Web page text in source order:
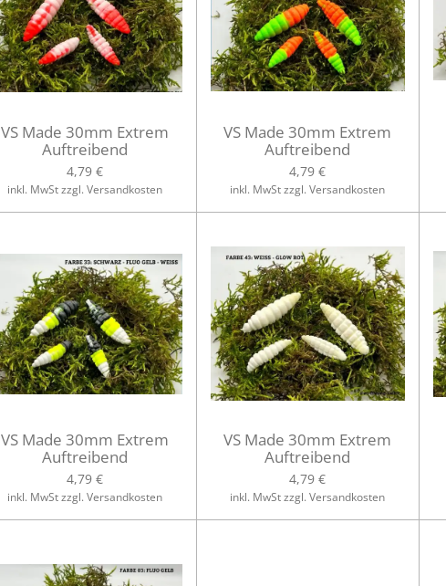
VS Made 30mm Extrem
Auftreibend
4,79 €
inkl. MwSt zzgl. Versandkosten
VS Made 30mm Extrem
Auftreibend
4,79 €
inkl. MwSt zzgl. Versandkosten
VS Made 30mm Extrem
Auftreibend
4,79 €
inkl. MwSt zzgl. Versandkosten
VS Made 30mm Extrem
Auftreibend
4,79 €
inkl. MwSt zzgl. Versandkosten